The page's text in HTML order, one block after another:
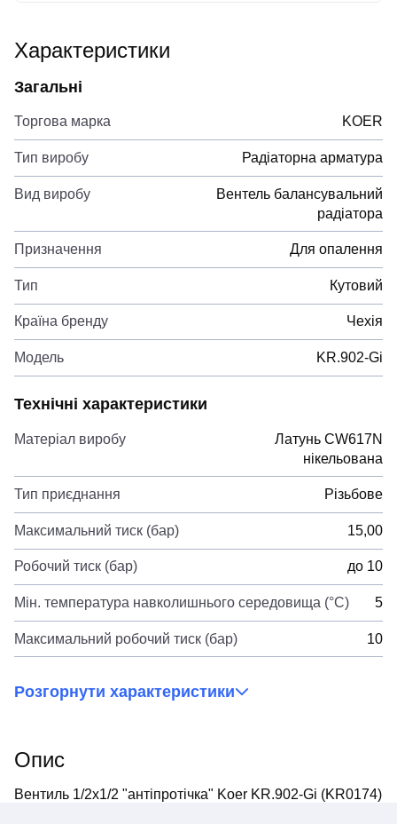
Характеристики
Загальні
Торгова марка KOER
Тип виробу Радіаторна арматура
Вид виробу
Вентель балансувальний
радіатора
Призначення Для опалення
Тип Кутовий
Країна бренду Чехія
Модель KR.902-Gi
Технічні характеристики
Матеріал виробу
Латунь CW617N
нікельована
Тип приєднання Різьбове
Максимальний тиск (бар) 15,00
Робочий тиск (бар) до 10
Мін. температура навколишнього середовища (°C) 5
Максимальний робочий тиск (бар) 10
Розгорнути характеристики
Опис
Вентиль 1/2x1/2 "антіпротічка" Koer KR.902-Gi (KR0174)